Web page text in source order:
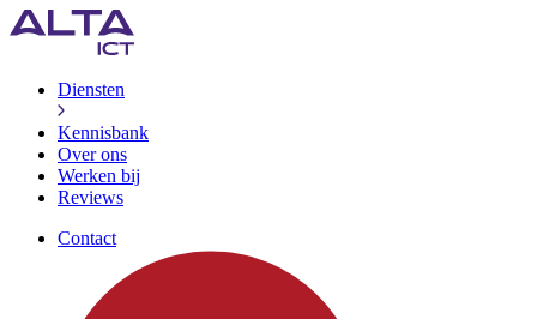
Diensten
Kennisbank
Over ons
Werken bij
Reviews
Contact